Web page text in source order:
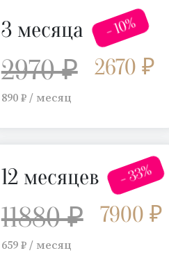
3 месяца - 10%
2970 ₽ 2670 ₽
890 ₽ / месяц
12 месяцев - 33%
11880 ₽ 7900 ₽
659 ₽ / месяц